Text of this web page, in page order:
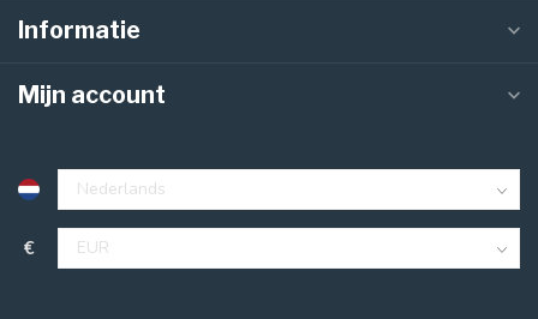
Informatie
Mijn account
€